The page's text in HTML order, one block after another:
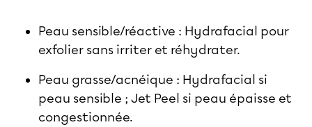
Peau sensible/réactive : Hydrafacial pour
exfolier sans irriter et réhydrater.
Peau grasse/acnéique : Hydrafacial si
peau sensible ; Jet Peel si peau épaisse et
congestionnée.